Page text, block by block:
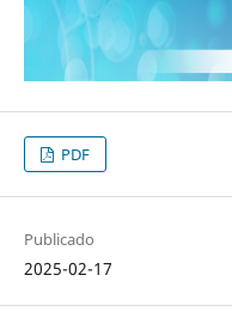
PDF
Publicado
2025-02-17